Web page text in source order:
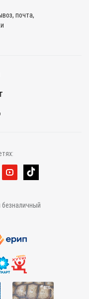
почта,